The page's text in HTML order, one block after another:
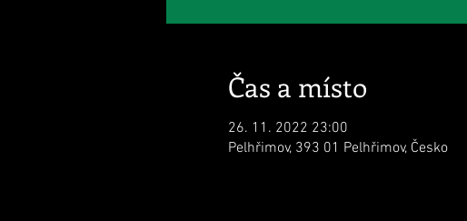
Čas a místo
26. 11. 2022 23:00
Pelhřimov, 393 01 Pelhřimov, Česko